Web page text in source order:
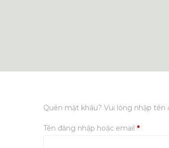
Quên mật khẩu? Vui lòng nhập
Tên đăng nhập hoặc email *